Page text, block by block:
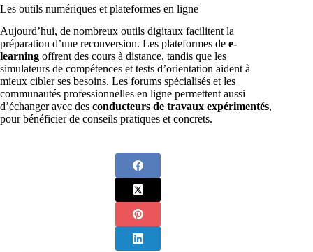
Les outils numériques et plateformes en ligne
Aujourd’hui, de nombreux outils digitaux facilitent la
préparation d’une reconversion. Les plateformes de e-
learning offrent des cours à distance, tandis que les
simulateurs de compétences et tests d’orientation aident à
mieux cibler ses besoins. Les forums spécialisés et les
communautés professionnelles en ligne permettent aussi
d’échanger avec des conducteurs de travaux expérimentés,
pour bénéficier de conseils pratiques et concrets.